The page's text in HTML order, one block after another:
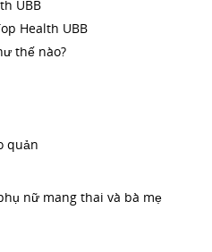
UBB
Health UBB
thế nào?
quản
nữ mang thai và bà mẹ